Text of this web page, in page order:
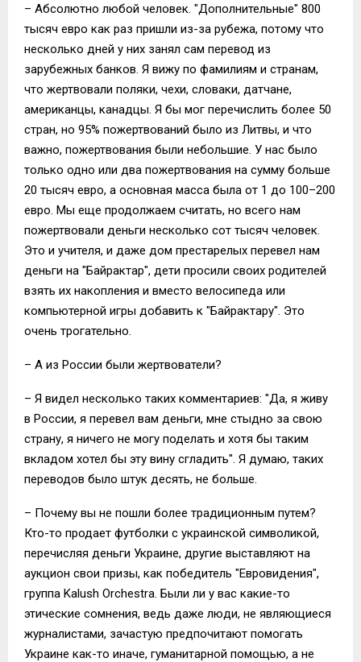
– Абсолютно любой человек. "Дополнительные" 800
тысяч евро как раз пришли из-за рубежа, потому что
несколько дней у них занял сам перевод из
зарубежных банков. Я вижу по фамилиям и странам,
что жертвовали поляки, чехи, словаки, датчане,
американцы, канадцы. Я бы мог перечислить более 50
стран, но 95% пожертвований было из Литвы, и что
важно, пожертвования были небольшие. У нас было
только одно или два пожертвования на сумму больше
20 тысяч евро, а основная масса была от 1 до 100–200
евро. Мы еще продолжаем считать, но всего нам
пожертвовали деньги несколько сот тысяч человек.
Это и учителя, и даже дом престарелых перевел нам
деньги на "Байрактар", дети просили своих родителей
взять их накопления и вместо велосипеда или
компьютерной игры добавить к "Байрактару". Это
очень трогательно.
– А из России были жертвователи?
– Я видел несколько таких комментариев: "Да, я живу
в России, я перевел вам деньги, мне стыдно за свою
страну, я ничего не могу поделать и хотя бы таким
вкладом хотел бы эту вину сгладить". Я думаю, таких
переводов было штук десять, не больше.
– Почему вы не пошли более традиционным путем?
Кто-то продает футболки с украинской символикой,
перечисляя деньги Украине, другие выставляют на
аукцион свои призы, как победитель "Евровидения",
группа Kalush Orchestra. Были ли у вас какие-то
этические сомнения, ведь даже люди, не являющиеся
журналистами, зачастую предпочитают помогать
Украине как-то иначе, гуманитарной помощью, а не